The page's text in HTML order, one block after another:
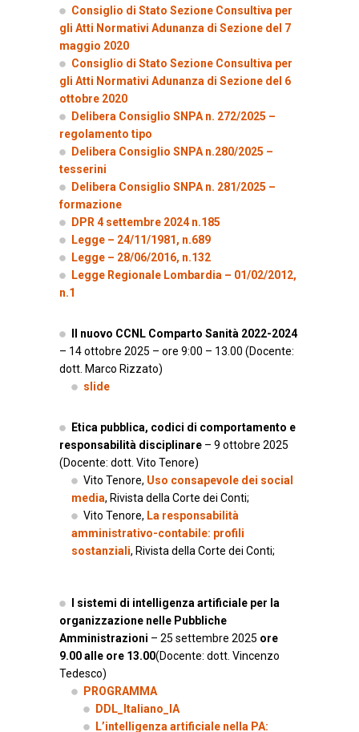
Consiglio di Stato Sezione Consultiva per
gli Atti Normativi Adunanza di Sezione del 7
maggio 2020
Consiglio di Stato Sezione Consultiva per
gli Atti Normativi Adunanza di Sezione del 6
ottobre 2020
Delibera Consiglio SNPA n. 272/2025 –
regolamento tipo
Delibera Consiglio SNPA n.280/2025 –
tesserini
Delibera Consiglio SNPA n. 281/2025 –
formazione
DPR 4 settembre 2024 n.185
Legge – 24/11/1981, n.689
Legge – 28/06/2016, n.132
Legge Regionale Lombardia – 01/02/2012,
n.1
Il nuovo CCNL Comparto Sanità 2022-2024
– 14 ottobre 2025 – ore 9:00 – 13.00 (Docente:
dott. Marco Rizzato)
slide
Etica pubblica, codici di comportamento e
responsabilità disciplinare – 9 ottobre 2025
(Docente: dott. Vito Tenore)
Vito Tenore, Uso consapevole dei social
media, Rivista della Corte dei Conti;
Vito Tenore, La responsabilità
amministrativo-contabile: profili
sostanziali, Rivista della Corte dei Conti;
I sistemi di intelligenza artificiale per la
organizzazione nelle Pubbliche
Amministrazioni – 25 settembre 2025 ore
9.00 alle ore 13.00(Docente: dott. Vincenzo
Tedesco)
PROGRAMMA
DDL_Italiano_IA
L’intelligenza artificiale nella PA: